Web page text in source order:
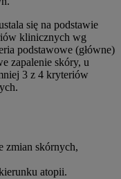
się na podstawie
klinicznych wg
podstawowe (główne)
zapalenie skóry, u
3 z 4 kryteriów
zmian skórnych,
atopii.